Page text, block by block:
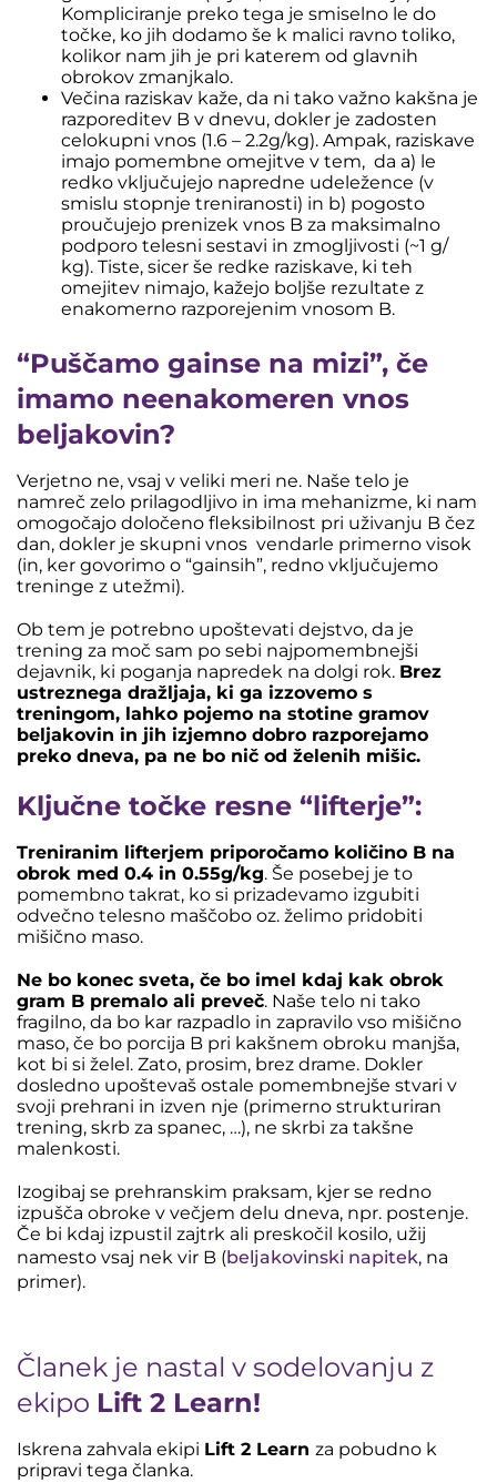
Kompliciranje preko tega je smiselno le do
točke, ko jih dodamo še k malici ravno toliko,
kolikor nam jih je pri katerem od glavnih
obrokov zmanjkalo.
Večina raziskav kaže, da ni tako važno kakšna je
razporeditev B v dnevu, dokler je zadosten
celokupni vnos (1.6 – 2.2g/kg). Ampak, raziskave
imajo pomembne omejitve v tem, da a) le
redko vključujejo napredne udeležence (v
smislu stopnje treniranosti) in b) pogosto
proučujejo prenizek vnos B za maksimalno
podporo telesni sestavi in zmogljivosti (~1 g/
kg). Tiste, sicer še redke raziskave, ki teh
omejitev nimajo, kažejo boljše rezultate z
enakomerno razporejenim vnosom B.
“Puščamo gainse na mizi”, če
imamo neenakomeren vnos
beljakovin?
Verjetno ne, vsaj v veliki meri ne. Naše telo je
namreč zelo prilagodljivo in ima mehanizme, ki nam
omogočajo določeno fleksibilnost pri uživanju B čez
dan, dokler je skupni vnos vendarle primerno visok
(in, ker govorimo o “gainsih”, redno vključujemo
treninge z utežmi).
Ob tem je potrebno upoštevati dejstvo, da je
trening za moč sam po sebi najpomembnejši
dejavnik, ki poganja napredek na dolgi rok. Brez
ustreznega dražljaja, ki ga izzovemo s
treningom, lahko pojemo na stotine gramov
beljakovin in jih izjemno dobro razporejamo
preko dneva, pa ne bo nič od želenih mišic.
Ključne točke resne “lifterje”:
Treniranim lifterjem priporočamo količino B na
obrok med 0.4 in 0.55g/kg. Še posebej je to
pomembno takrat, ko si prizadevamo izgubiti
odvečno telesno maščobo oz. želimo pridobiti
mišično maso.
Ne bo konec sveta, če bo imel kdaj kak obrok
gram B premalo ali preveč. Naše telo ni tako
fragilno, da bo kar razpadlo in zapravilo vso mišično
maso, če bo porcija B pri kakšnem obroku manjša,
kot bi si želel. Zato, prosim, brez drame. Dokler
dosledno upoštevaš ostale pomembnejše stvari v
svoji prehrani in izven nje (primerno strukturiran
trening, skrb za spanec, …), ne skrbi za takšne
malenkosti.
Izogibaj se prehranskim praksam, kjer se redno
izpušča obroke v večjem delu dneva, npr. postenje.
Če bi kdaj izpustil zajtrk ali preskočil kosilo, užij
namesto vsaj nek vir B (beljakovinski napitek, na
primer).
Članek je nastal v sodelovanju z
ekipo Lift 2 Learn!
Iskrena zahvala ekipi Lift 2 Learn za pobudno k
pripravi tega članka.